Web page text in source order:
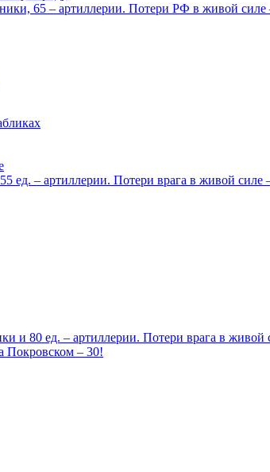
65 – артиллерии. Потери РФ в живой силе
– артиллерии. Потери врага в живой силе
и 80 ед. – артиллерии. Потери врага в живой
Покровском – 30!